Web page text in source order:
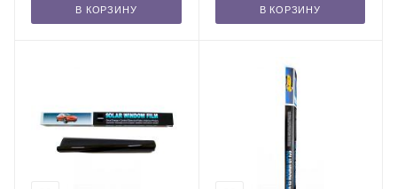
В КОРЗИНУ В КОРЗИНУ